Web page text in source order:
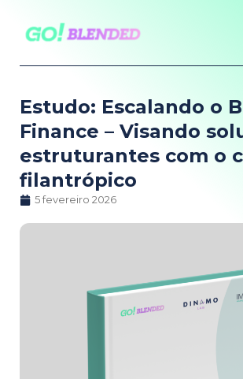
Estudo: Escalando o
Finance – Visando
estruturantes com o
filantrópico
5 fevereiro 2026